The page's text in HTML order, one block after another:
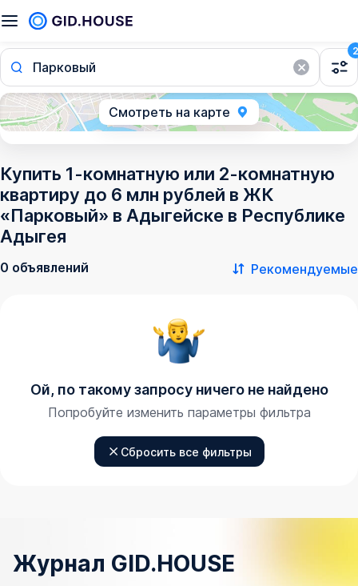
Парковый
2
Смотреть на карте
Купить 1-комнатную или 2-комнатную
квартиру до 6 млн рублей в ЖК
«Парковый» в Адыгейске в Республике
Адыгея
0 объявлений Рекомендуемые
Ой, по такому запросу ничего не найдено
Попробуйте изменить параметры фильтра
Сбросить все фильтры
Журнал GID.HOUSE